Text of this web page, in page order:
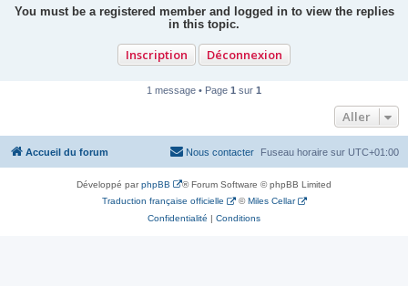
You must be a registered member and logged in to view the replies
in this topic.
Inscription Déconnexion
1 message • Page 1 sur 1
Aller
Accueil du forum Fuseau horaire sur UTC+01:00
Nous contacter
Développé parphpBB
® Forum Software © phpBB Limited
Traduction française officielle
©Miles Cellar
Confidentialité | Conditions